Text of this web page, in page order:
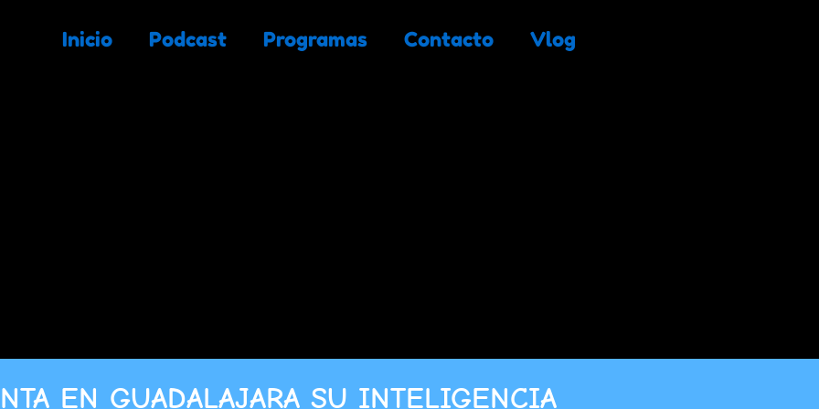
Inicio Podcast Programas Contacto Vlog
EN GUADALAJARA SU INTELIGENCIA